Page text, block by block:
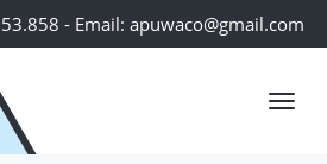
- Email: apuwaco@gmail.com